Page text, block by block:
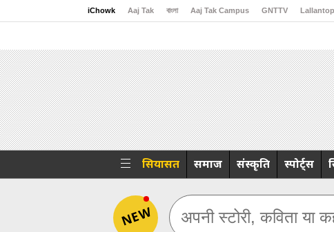
iChowk Aaj Tak বাংলা Aaj Tak Campus GNTTV Lallantop
सियासत समाज संस्कृति स्पोर्ट्स
NEW अपनी स्टोरी, कविता या